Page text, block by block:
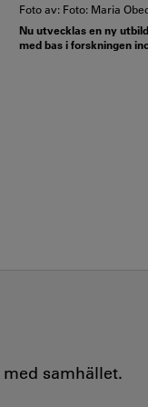
Foto av: Foto: Maria
Nu utvecklas en ny
med bas i forskningen
samhället.